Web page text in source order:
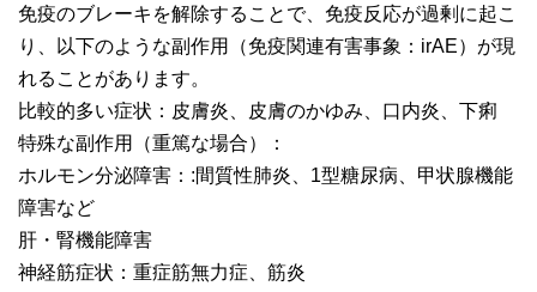
免疫のブレーキを解除することで、免疫反応が過剰に起こ
り、以下のような副作用（免疫関連有害事象：irAE）が現
れることがあります。
比較的多い症状：皮膚炎、皮膚のかゆみ、口内炎、下痢
特殊な副作用（重篤な場合）：
ホルモン分泌障害：:間質性肺炎、1型糖尿病、甲状腺機能
障害など
肝・腎機能障害
神経筋症状：重症筋無力症、筋炎